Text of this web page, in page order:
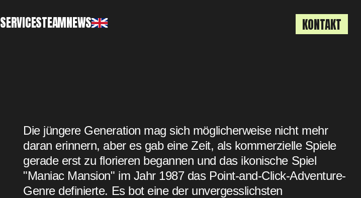
SERVICESTEAMNEWS KONTAKT
Die jüngere Generation mag sich möglicherweise nicht mehr
daran erinnern, aber es gab eine Zeit, als kommerzielle Spiele
gerade erst zu florieren begannen und das ikonische Spiel
"Maniac Mansion" im Jahr 1987 das Point-and-Click-Adventure-
Genre definierte. Es bot eine der unvergesslichsten